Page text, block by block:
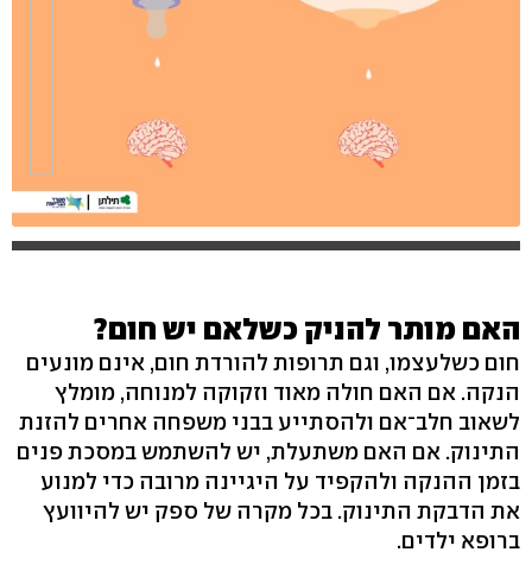
האם מותר להניק כשלאם יש חום?
חום כשלעצמו, וגם תרופות להורדת חום, אינם מונעים
הנקה. אם האם חולה מאוד וזקוקה למנוחה, מומלץ
לשאוב חלב־אם ולהסתייע בבני משפחה אחרים להזנת
התינוק. אם האם משתעלת, יש להשתמש במסכת פנים
בזמן ההנקה ולהקפיד על היגיינה מרובה כדי למנוע
את הדבקת התינוק. בכל מקרה של ספק יש להיוועץ
ברופא ילדים.